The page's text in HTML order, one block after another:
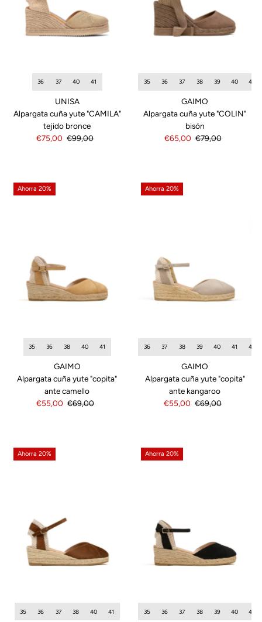
36 37 40 41
UNISA
Alpargata cuña yute "CAMILA"
tejido bronce
Precio
€75,00 Precio
€99,00
35 36 37 38 39 40 42
GAIMO
Alpargata cuña yute "COLIN"
bisón
Precio
€65,00 Precio
€79,00
Ahorra 20%
35 36 38 40 41
GAIMO
Alpargata cuña yute "copita"
ante camello
Precio
€55,00 Precio
€69,00
Ahorra 20%
36 37 38 39 40 41 42
GAIMO
Alpargata cuña yute "copita"
ante kangaroo
Precio
€55,00 Precio
€69,00
Ahorra 20%
35 36 37 38 40 41
Ahorra 20%
35 36 37 38 39 40 42